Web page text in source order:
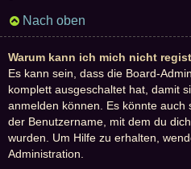
Nach oben
Warum kann ich mich nicht
Es kann sein, dass die Board-
komplett ausgeschaltet hat, damit
anmelden können. Es könnte
der Benutzername, mit dem du
wurden. Um Hilfe zu erhalten,
Administration.